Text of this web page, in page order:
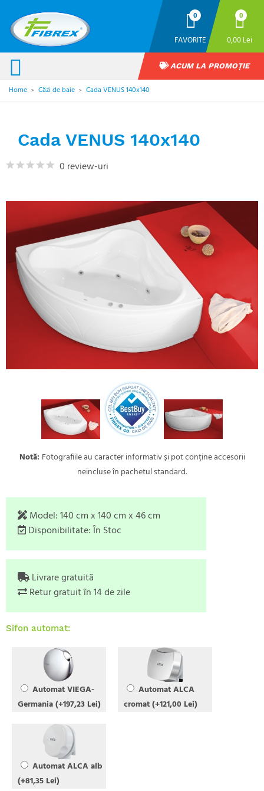
FAVORITE
0 0
0,00 Lei
ACUM LA PROMOȚIE
Home > Căzi de baie > Cada VENUS 140x140
Cada VENUS 140x140
0 review-uri
Notă: Fotografiile au caracter informativ și pot conține accesorii
neincluse în pachetul standard.
Model:140 cm x 140 cm x 46 cm
Disponibilitate:În Stoc
Livrare gratuită
Retur gratuit în 14 de zile
Sifon automat:
Automat VIEGA-
Germania (+197,23 Lei)
Automat ALCA
cromat (+121,00 Lei)
Automat ALCA alb
(+81,35 Lei)